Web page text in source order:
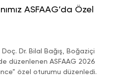
ASFAAG’da Özel
Dr. Bilal Bağış, Boğaziçi
düzenlenen ASFAAG 2026
özel oturumu düzenledi.